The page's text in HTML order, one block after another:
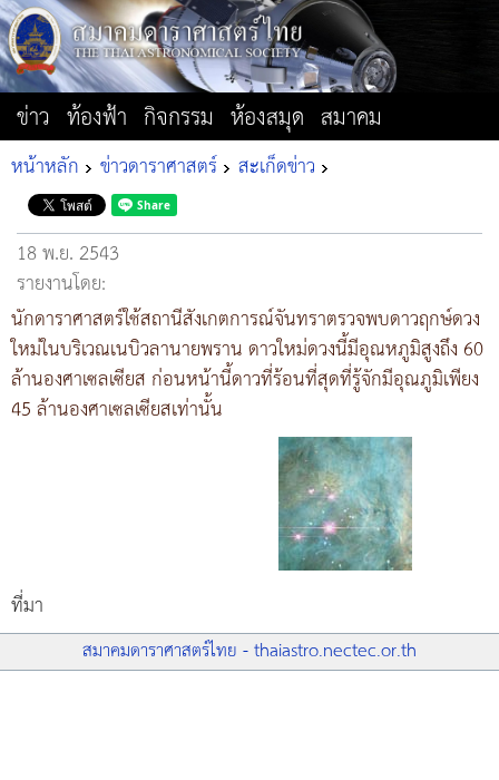
ข่าว ท้องฟ้า กิจกรรม ห้องสมุด สมาคม
หน้าหลัก ข่าวดาราศาสตร์ สะเก็ดข่าว
18 พ.ย. 2543
รายงานโดย:
นักดาราศาสตร์ใช้สถานีสังเกตการณ์จันทราตรวจพบดาวฤกษ์ดวง
ใหม่ในบริเวณเนบิวลานายพราน ดาวใหม่ดวงนี้มีอุณหภูมิสูงถึง 60
ล้านองศาเซลเซียส ก่อนหน้านี้ดาวที่ร้อนที่สุดที่รู้จักมีอุณภูมิเพียง
45 ล้านองศาเซลเซียสเท่านั้น
ที่มา
สมาคมดาราศาสตร์ไทย - thaiastro.nectec.or.th